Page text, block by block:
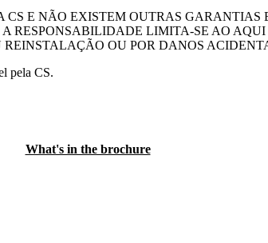
E NÃO EXISTEM OUTRAS
LIMITA-SE AO
OU POR DANOS
pela CS.
What's in the brochure